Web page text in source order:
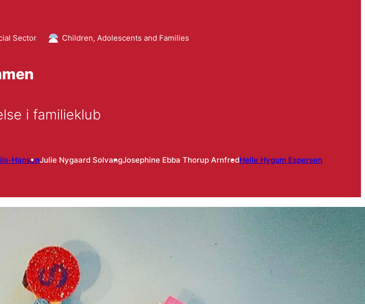
Sector Children, Adolescents and Families
i familieklub
HansenJulie Nygaard SolvangJosephine Ebba Thorup ArnfredHelle Hygum Espersen